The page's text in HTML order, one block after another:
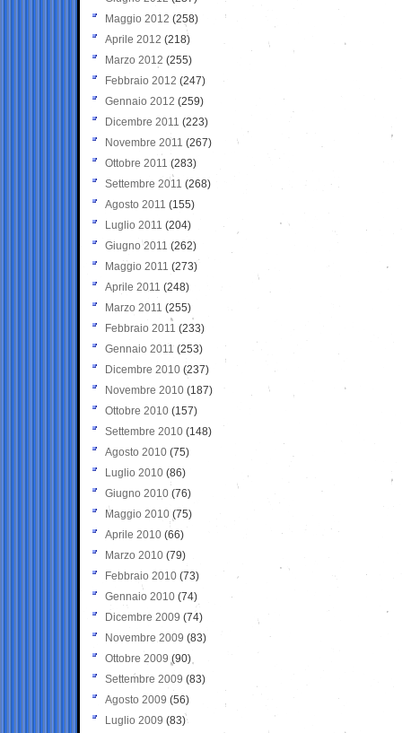
Maggio 2012 (258)
Aprile 2012 (218)
Marzo 2012 (255)
Febbraio 2012 (247)
Gennaio 2012 (259)
Dicembre 2011 (223)
Novembre 2011 (267)
Ottobre 2011 (283)
Settembre 2011 (268)
Agosto 2011 (155)
Luglio 2011 (204)
Giugno 2011 (262)
Maggio 2011 (273)
Aprile 2011 (248)
Marzo 2011 (255)
Febbraio 2011 (233)
Gennaio 2011 (253)
Dicembre 2010 (237)
Novembre 2010 (187)
Ottobre 2010 (157)
Settembre 2010 (148)
Agosto 2010 (75)
Luglio 2010 (86)
Giugno 2010 (76)
Maggio 2010 (75)
Aprile 2010 (66)
Marzo 2010 (79)
Febbraio 2010 (73)
Gennaio 2010 (74)
Dicembre 2009 (74)
Novembre 2009 (83)
Ottobre 2009 (90)
Settembre 2009 (83)
Agosto 2009 (56)
Luglio 2009 (83)